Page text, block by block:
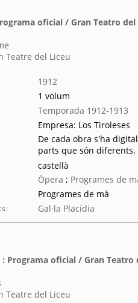
oficial / Gran Teatro del
Teatre del Liceu
1912
1 volum
Temporada 1912-1913
Empresa: Los Tiroleses
De cada obra s'ha
parts que són diferents.
castellà
Òpera ; Programes de
Programes de mà
Gal·la Placídia
: Programa oficial / Gran Teatro
Teatre del Liceu